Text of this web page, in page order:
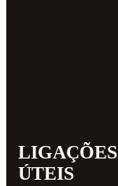
LIGAÇÕES
ÚTEIS